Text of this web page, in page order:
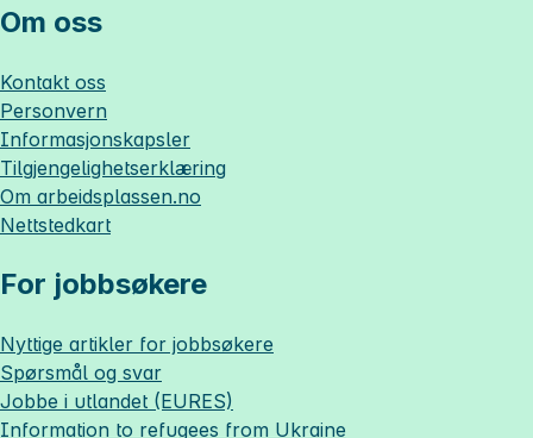
Om oss
Kontakt oss
Personvern
Informasjonskapsler
Tilgjengelighetserklæring
Om arbeidsplassen.no
Nettstedkart
For jobbsøkere
Nyttige artikler for jobbsøkere
Spørsmål og svar
Jobbe i utlandet (EURES)
Information to refugees from Ukraine